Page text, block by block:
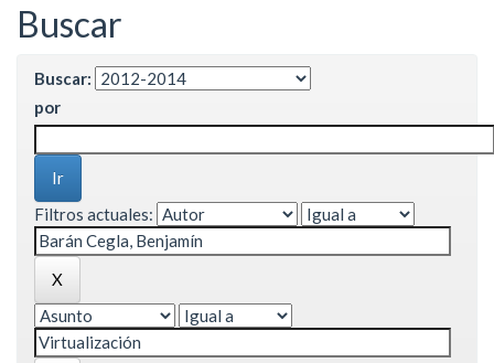
Buscar
Buscar:
por
Filtros actuales: